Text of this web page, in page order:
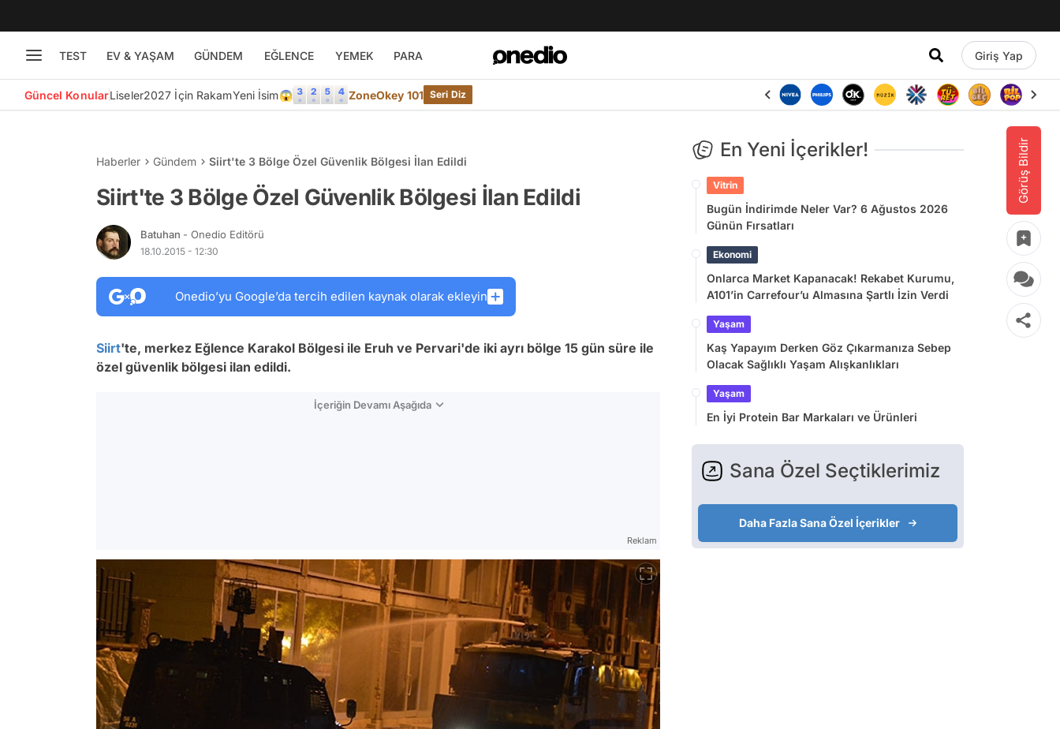
TEST EV & YAŞAM GÜNDEM EĞLENCE YEMEK PARA Giriş Yap
Güncel KonularLiseler2027 İçin RakamYeni İsim😱 ZoneOkey 101 Seri Diz
Görüş Bildir
Haberler Gündem Siirt'te 3 Bölge Özel Güvenlik Bölgesi İlan Edildi
Siirt'te 3 Bölge Özel Güvenlik Bölgesi İlan Edildi
Batuhan - Onedio Editörü
18.10.2015 - 12:30
Onedio’yu Google’da tercih edilen kaynak olarak ekleyin
Siirt'te, merkez Eğlence Karakol Bölgesi ile Eruh ve Pervari'de iki ayrı bölge 15 gün süre ile
özel güvenlik bölgesi ilan edildi.
İçeriğin Devamı Aşağıda
Reklam
En Yeni İçerikler!
Vitrin
Bugün İndirimde Neler Var? 6 Ağustos 2026
Günün Fırsatları
Ekonomi
Onlarca Market Kapanacak! Rekabet Kurumu,
A101’in Carrefour’u Almasına Şartlı İzin Verdi
Yaşam
Kaş Yapayım Derken Göz Çıkarmanıza Sebep
Olacak Sağlıklı Yaşam Alışkanlıkları
Yaşam
En İyi Protein Bar Markaları ve Ürünleri
Sana Özel Seçtiklerimiz
Daha Fazla Sana Özel İçerikler